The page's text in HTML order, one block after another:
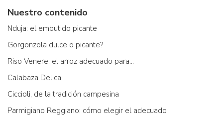
Nuestro contenido
Nduja: el embutido picante
Gorgonzola dulce o picante?
Riso Venere: el arroz adecuado para...
Calabaza Delica
Ciccioli, de la tradición campesina
Parmigiano Reggiano: cómo elegir el adecuado